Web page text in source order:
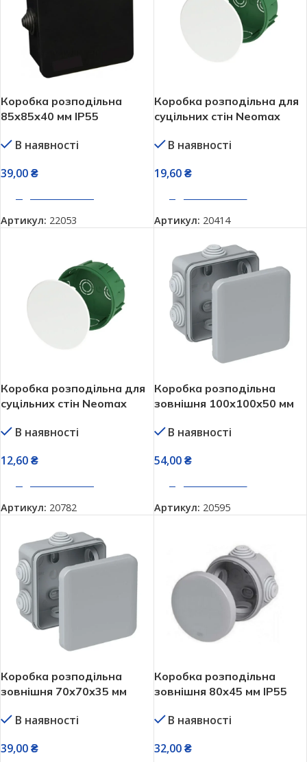
Коробка розподільна
85х85х40 мм IP55
квадратна герметична
В наявності
39,00₴
Артикул: 22053
Коробка розподільна для
суцільних стін Neomax
В наявності
19,60₴
Артикул: 20414
Коробка розподільна для
суцільних стін Neomax
В наявності
12,60₴
Артикул: 20782
Коробка розподільна
зовнішня 100х100х50 мм
герметична Neomax
В наявності
54,00₴
Артикул: 20595
Коробка розподільна
зовнішня 70х70х35 мм
герметична Neomax
В наявності
39,00₴
Коробка розподільна
зовнішня 80х45 мм IP55
герметична
В наявності
32,00₴